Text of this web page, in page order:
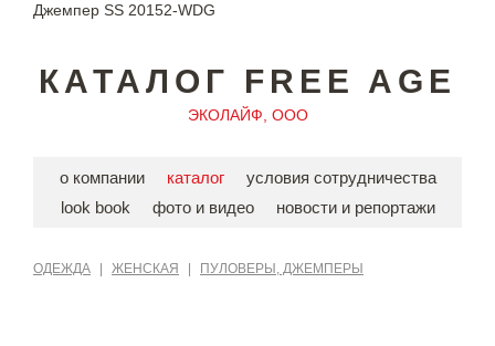
Джемпер SS 20152-WDG
КАТАЛОГ FREE AGE
ЭКОЛАЙФ, ООО
о компании каталог
условия сотрудничества
look book
фото и видео новости и репортажи
ОДЕЖДА ЖЕНСКАЯ ПУЛОВЕРЫ, ДЖЕМПЕРЫ